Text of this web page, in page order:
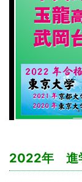
2022年 進